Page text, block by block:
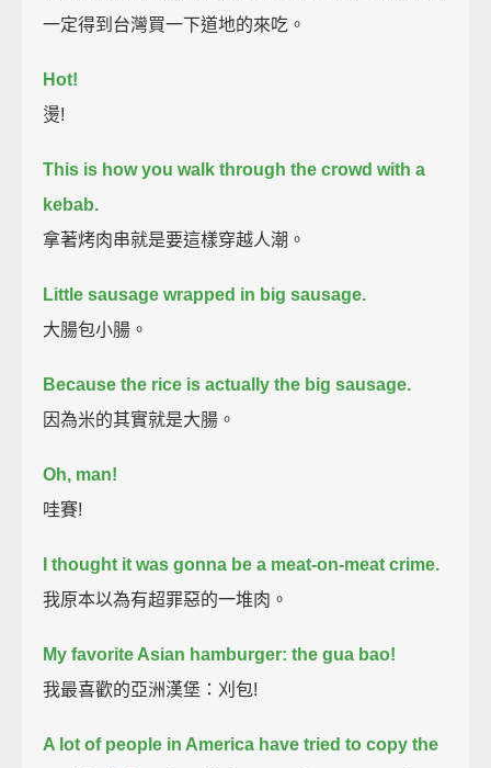
一定得到台灣買一下道地的來吃。
Hot!
燙!
This is how you walk through the crowd with a
kebab.
拿著烤肉串就是要這樣穿越人潮。
Little sausage wrapped in big sausage.
大腸包小腸。
Because the rice is actually the big sausage.
因為米的其實就是大腸。
Oh, man!
哇賽!
I thought it was gonna be a meat-on-meat crime.
我原本以為有超罪惡的一堆肉。
My favorite Asian hamburger: the gua bao!
我最喜歡的亞洲漢堡：刈包!
A lot of people in America have tried to copy the